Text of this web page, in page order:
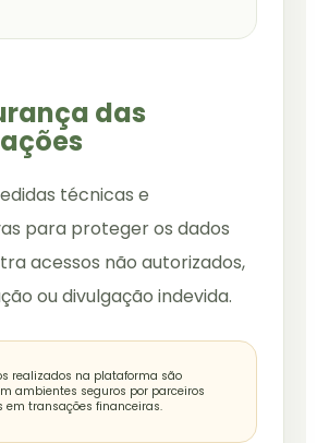
das
técnicas e
para proteger os dados
acessos não autorizados,
ou divulgação indevida.
realizados na plataforma são
ambientes seguros por parceiros
em transações financeiras.